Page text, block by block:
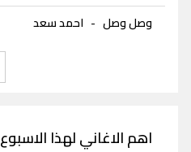
وصل وصل - احمد سعد
اهم الاغاني لهذا الاسبوع